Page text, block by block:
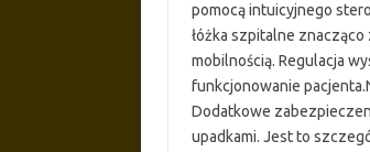
pomocą intuicyjnego
łóżka szpitalne
mobilnością. Regulacja
funkcjonowanie
Dodatkowe
upadkami. Jest to